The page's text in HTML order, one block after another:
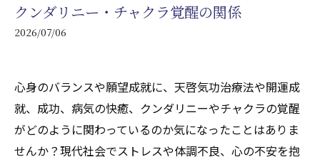
クンダリニー・チャクラ覚醒の関係
2026/07/06
心身のバランスや願望成就に、天啓気功治療法や開運成
就、成功、病気の快癒、クンダリニーやチャクラの覚醒
がどのように関わっているのか気になったことはありま
せんか？現代社会でストレスや体調不良、心の不安を抱